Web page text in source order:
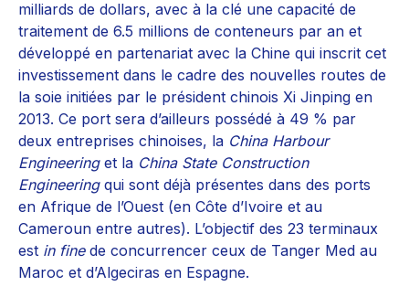
milliards de dollars, avec à la clé une capacité de
traitement de 6.5 millions de conteneurs par an et
développé en partenariat avec la Chine qui inscrit cet
investissement dans le cadre des nouvelles routes de
la soie initiées par le président chinois Xi Jinping en
2013. Ce port sera d’ailleurs possédé à 49 % par
deux entreprises chinoises, la China Harbour
Engineeringet la China State Construction
Engineeringqui sont déjà présentes dans des ports
en Afrique de l’Ouest (en Côte d’Ivoire et au
Cameroun entre autres). L’objectif des 23 terminaux
est in finede concurrencer ceux de Tanger Med au
Maroc et d’Algeciras en Espagne.